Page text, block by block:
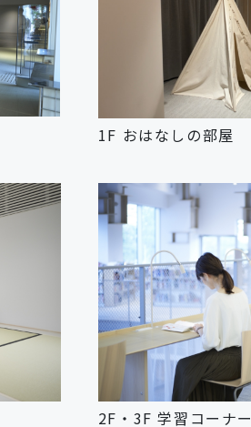
1F おはなしの部屋
2F・3F 学習コーナー